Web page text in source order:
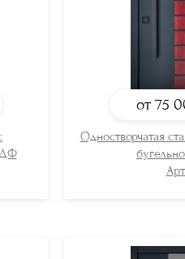
от 75
Одностворчатая